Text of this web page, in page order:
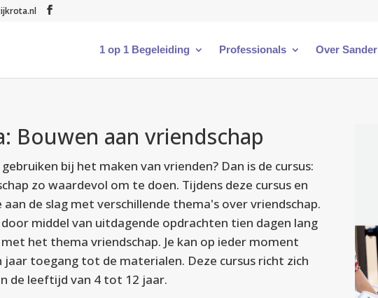
1 op 1 Begeleiding Professionals Over Sander
Bouwen aan vriendschap
bij het maken van vrienden? Dan is de cursus:
zo waardevol om te doen. Tijdens deze cursus en
aan de slag met verschillende thema's over vriendschap.
middel van uitdagende opdrachten tien dagen lang
het thema vriendschap. Je kan op ieder moment
toegang tot de materialen. Deze cursus richt zich
de leeftijd van 4 tot 12 jaar.